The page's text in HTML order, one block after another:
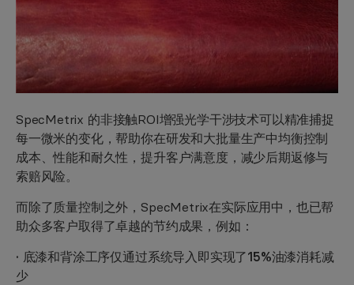
SpecMetrix 的非接触ROI增强光学干涉技术可以精准捕捉
每一微米的变化，帮助你在研发和大批量生产中均衡控制
成本、性能和耐久性，提升客户满意度，减少后期返修与
索赔风险。
而除了质量控制之外，SpecMetrix在实际应用中，也已帮
助众多客户取得了卓越的节约成果，例如：
· 底漆和背涂工序仅通过系统导入即实现了15%油漆消耗减
少